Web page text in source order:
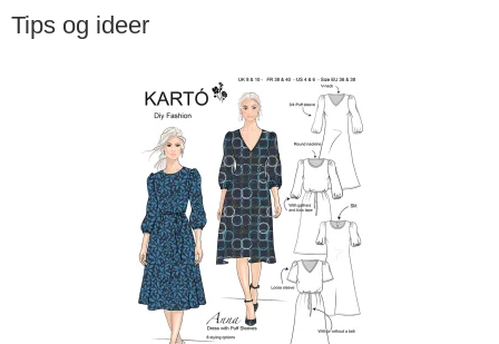
Tips og ideer